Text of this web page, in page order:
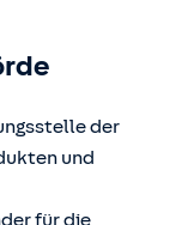
der
und
für die